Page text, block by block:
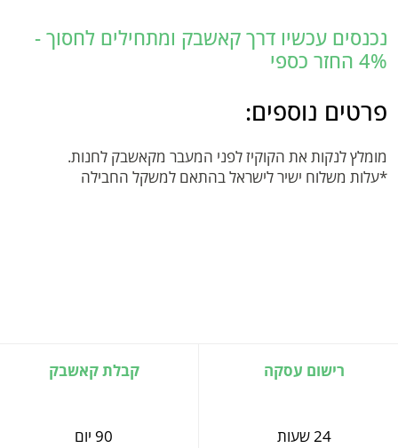
נכנסים עכשיו דרך קאשבק ומתחילים לחסוך -
4% החזר כספי
פרטים נוספים:
מומלץ לנקות את הקוקיז לפני המעבר מקאשבק לחנות.
*עלות משלוח ישיר לישראל בהתאם למשקל החבילה
רישום עסקה
24 שעות
קבלת קאשבק
90 יום